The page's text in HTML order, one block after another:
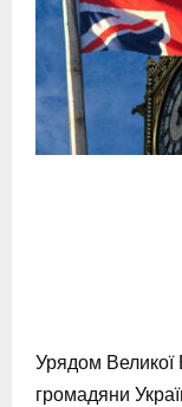
Урядом Великої
громадяни